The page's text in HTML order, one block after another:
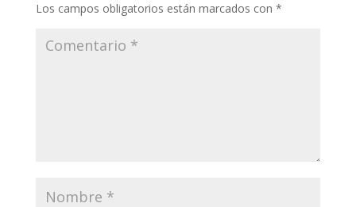
Los campos obligatorios están marcados con *